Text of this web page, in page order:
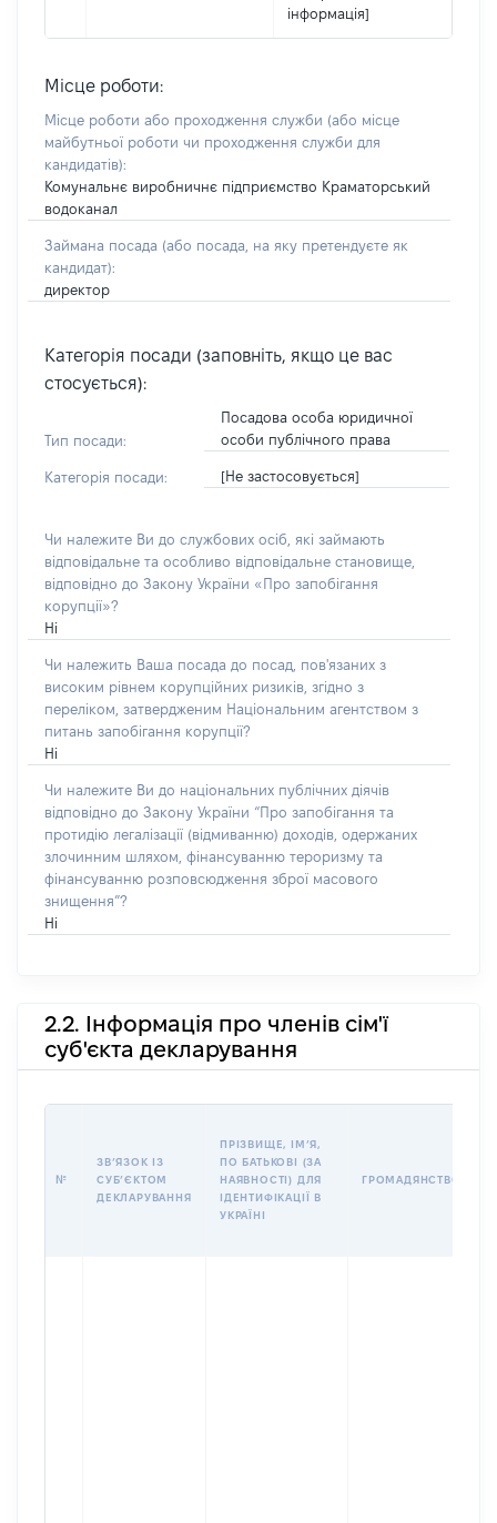
інформація]
Місце роботи:
Місце роботи або проходження служби (або місце
майбутньої роботи чи проходження служби для
кандидатів):
Комунальнє виробничнє підприємство Краматорський
водоканал
Займана посада (або посада, на яку претендуєте як
кандидат):
директор
Категорія посади (заповніть, якщо це вас
стосується):
Тип посади:
Посадова особа юридичної
особи публічного права
Категорія посади: [Не застосовується]
Чи належите Ви до службових осіб, які займають
відповідальне та особливо відповідальне становище,
відповідно до Закону України «Про запобігання
корупції»?
Ні
Чи належить Ваша посада до посад, пов'язаних з
високим рівнем корупційних ризиків, згідно з
переліком, затвердженим Національним агентством з
питань запобігання корупції?
Ні
Чи належите Ви до національних публічних діячів
відповідно до Закону України “Про запобігання та
протидію легалізації (відмиванню) доходів, одержаних
злочинним шляхом, фінансуванню тероризму та
фінансуванню розповсюдження зброї масового
знищення”?
Ні
2.2. Інформація про членів сім'ї
суб'єкта декларування
№
ЗВʼЯЗОК ІЗ
СУБʼЄКТОМ
ДЕКЛАРУВАННЯ
ПРІЗВИЩЕ, ІМʼЯ,
ПО БАТЬКОВІ (ЗА
НАЯВНОСТІ) ДЛЯ
ІДЕНТИФІКАЦІЇ В
УКРАЇНІ
ГРОМАДЯНСТВО